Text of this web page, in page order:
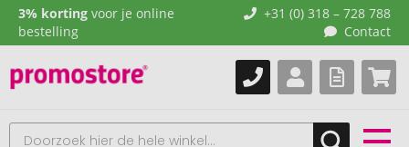
3% korting voor je online
bestelling
+31 (0) 318 – 728 788
Contact